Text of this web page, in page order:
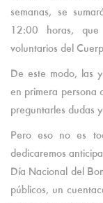
semanas, se
12:00 horas,
voluntarios del
De este modo, las
en primera persona
preguntarles dudas
Pero eso no es
dedicaremos
Día Nacional del
públicos, un